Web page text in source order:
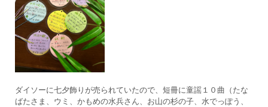
ダイソーに七夕飾りが売られていたので、短冊に童謡１０曲（たな
ばたさま、ウミ、かもめの水兵さん、お山の杉の子、水でっぽう、